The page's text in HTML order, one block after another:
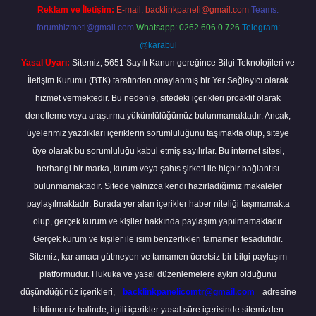
Reklam ve İletişim: E-mail: backlinkpaneli@gmail.com Teams:
forumhizmeti@gmail.com Whatsapp: 0262 606 0 726 Telegram:
@karabul
Yasal Uyarı: Sitemiz, 5651 Sayılı Kanun gereğince Bilgi Teknolojileri ve
İletişim Kurumu (BTK) tarafından onaylanmış bir Yer Sağlayıcı olarak
hizmet vermektedir. Bu nedenle, sitedeki içerikleri proaktif olarak
denetleme veya araştırma yükümlülüğümüz bulunmamaktadır. Ancak,
üyelerimiz yazdıkları içeriklerin sorumluluğunu taşımakta olup, siteye
üye olarak bu sorumluluğu kabul etmiş sayılırlar. Bu internet sitesi,
herhangi bir marka, kurum veya şahıs şirketi ile hiçbir bağlantısı
bulunmamaktadır. Sitede yalnızca kendi hazırladığımız makaleler
paylaşılmaktadır. Burada yer alan içerikler haber niteliği taşımamakta
olup, gerçek kurum ve kişiler hakkında paylaşım yapılmamaktadır.
Gerçek kurum ve kişiler ile isim benzerlikleri tamamen tesadüfidir.
Sitemiz, kar amacı gütmeyen ve tamamen ücretsiz bir bilgi paylaşım
platformudur. Hukuka ve yasal düzenlemelere aykırı olduğunu
düşündüğünüz içerikleri,
backlinkpanelicomtr@gmail.com
adresine
bildirmeniz halinde, ilgili içerikler yasal süre içerisinde sitemizden